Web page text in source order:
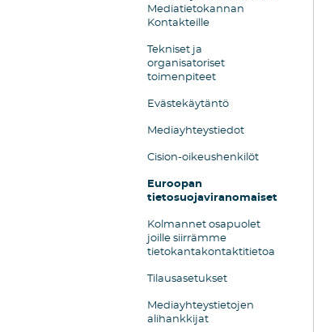
Mediatietokannan
Kontakteille
Tekniset ja
organisatoriset
toimenpiteet
Evästekäytäntö
Mediayhteystiedot
Cision-oikeushenkilöt
Euroopan
tietosuojaviranomaiset
Kolmannet osapuolet
joille siirrämme
tietokantakontaktitietoa
Tilausasetukset
Mediayhteystietojen
alihankkijat